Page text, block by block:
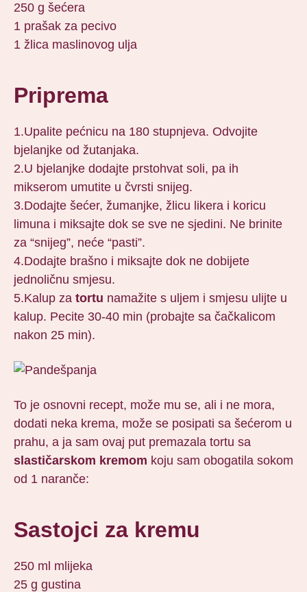
250 g šećera
1 prašak za pecivo
1 žlica maslinovog ulja
Priprema
1.Upalite pećnicu na 180 stupnjeva. Odvojite
bjelanjke od žutanjaka.
2.U bjelanjke dodajte prstohvat soli, pa ih
mikserom umutite u čvrsti snijeg.
3.Dodajte šećer, žumanjke, žlicu likera i koricu
limuna i miksajte dok se sve ne sjedini. Ne brinite
za “snijeg”, neće “pasti”.
4.Dodajte brašno i miksajte dok ne dobijete
jednoličnu smjesu.
5.Kalup za tortu namažite s uljem i smjesu ulijte u
kalup. Pecite 30-40 min (probajte sa čačkalicom
nakon 25 min).
To je osnovni recept, može mu se, ali i ne mora,
dodati neka krema, može se posipati sa šećerom u
prahu, a ja sam ovaj put premazala tortu sa
slastičarskom kremom koju sam obogatila sokom
od 1 naranče:
Sastojci za kremu
250 ml mlijeka
25 g gustina